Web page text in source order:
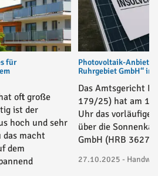
für
oft große
ist der
hoch und sehr
das macht
dem
Photovoltaik-Anbieter
Ruhrgebiet GmbH“ in
Das Amtsgericht
179/25) hat am
Uhr das vorläufige
über die
GmbH (HRB
27.10.2025 -